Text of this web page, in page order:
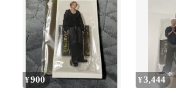
¥900 ¥3,444